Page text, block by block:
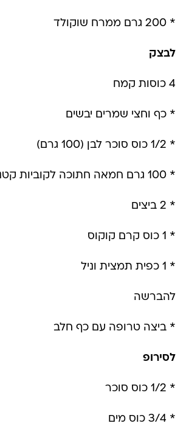
* 200 גרם ממרח שוקולד
לבצק
4 כוסות קמח
* כף וחצי שמרים יבשים
* 1/2 כוס סוכר לבן (100 גרם)
* 100 גרם חמאה חתוכה לקוביות קטנות
* 2 ביצים
* 1 כוס קרם קוקוס
* 1 כפית תמצית וניל
להברשה
* ביצה טרופה עם כף חלב
לסירופ
* 1/2 כוס סוכר
* 3/4 כוס מים